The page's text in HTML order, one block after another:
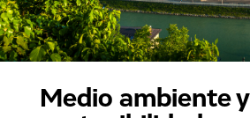
Medio ambiente y